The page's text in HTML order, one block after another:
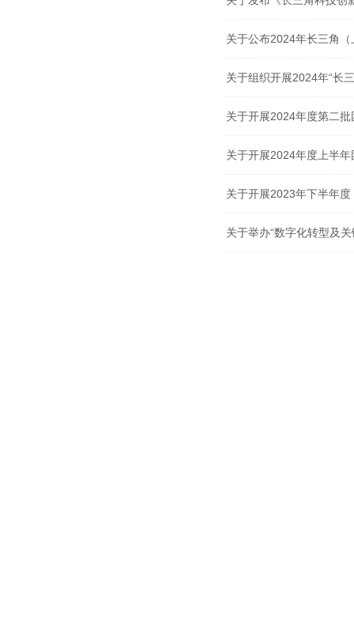
关于公布2024年长三角
关于组织开展2024年“长
关于开展2024年度第二
关于开展2024年度上半
关于开展2023年下半年
关于举办“数字化转型及